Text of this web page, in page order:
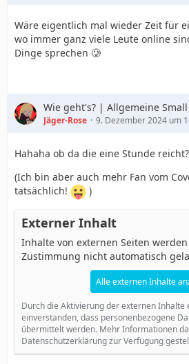
Wäre eigentlich mal wieder Zeit für
wo immer ganz viele Leute online
Dinge sprechen 🥲
Wie geht's? | Allgemeine Small
Jäger-Rose 9. Dezember 2024 um
Hahaha ob da die eine Stunde
(Ich bin aber auch mehr Fan vom
tatsächlich!
)
Externer Inhalt
Inhalte von externen Seiten
Zustimmung nicht automatisch
Alle externen Inhalte
Durch die Aktivierung der externen Inhalte
einverstanden, dass personenbezogene
übermittelt werden. Mehr Informationen
Datenschutzerklärung zur Verfügung